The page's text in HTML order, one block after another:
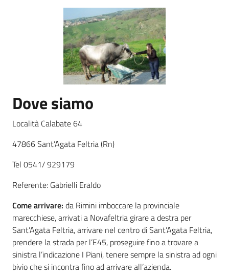
Agricoltura,
caccia e
pesca
Argomenti
Novità
Servizi
Leggi atti bandi
Dove siamo
Località Calabate 64
47866 Sant’Agata Feltria (Rn)
Tel 0541/ 929179
Referente: Gabrielli Eraldo
Come arrivare: da Rimini imboccare la provinciale
marecchiese, arrivati a Novafeltria girare a destra per
Sant’Agata Feltria, arrivare nel centro di Sant’Agata Feltria,
prendere la strada per l’E45, proseguire fino a trovare a
sinistra l’indicazione I Piani, tenere sempre la sinistra ad ogni
bivio che si incontra fino ad arrivare all’azienda.